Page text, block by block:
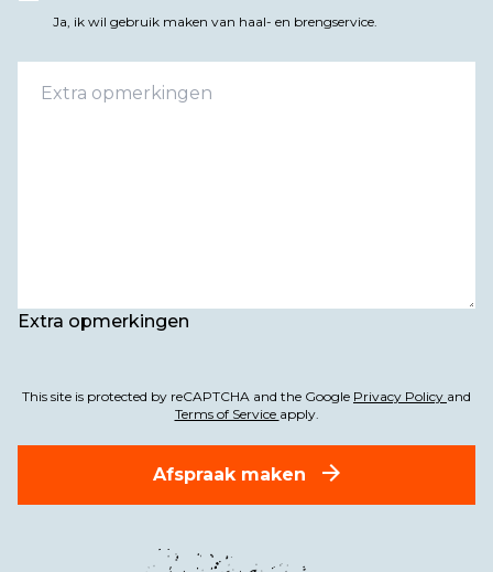
Ja, ik wil gebruik maken van haal- en brengservice.
Extra opmerkingen
This site is protected by reCAPTCHA and the Google Privacy Policy and
Terms of Service apply.
Afspraak maken